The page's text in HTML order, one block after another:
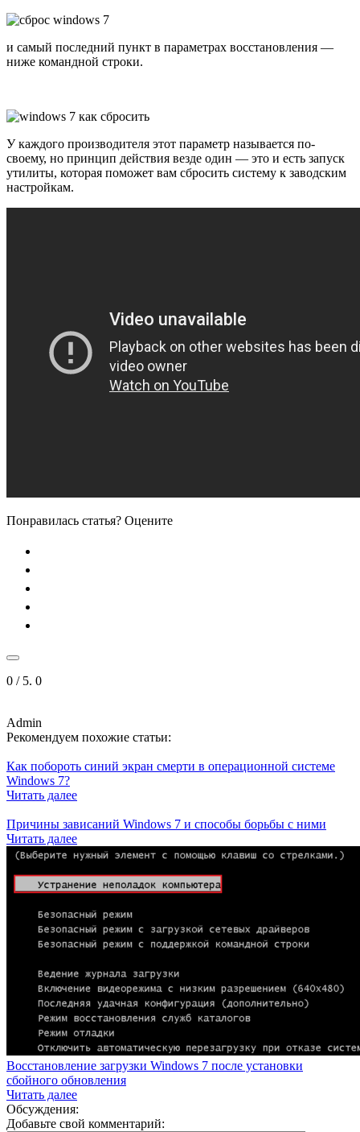
и самый последний пункт в параметрах восстановления —
ниже командной строки.
У каждого производителя этот параметр называется по-
своему, но принцип действия везде один — это и есть запуск
утилиты, которая поможет вам сбросить систему к заводским
настройкам.
Понравилась статья? Оцените
0 / 5. 0
Admin
Рекомендуем похожие статьи:
Как побороть синий экран смерти в операционной системе
Windows 7?
Читать далее
Причины зависаний Windows 7 и способы борьбы с ними
Читать далее
Восстановление загрузки Windows 7 после установки
сбойного обновления
Читать далее
Обсуждения:
Добавьте свой комментарий: